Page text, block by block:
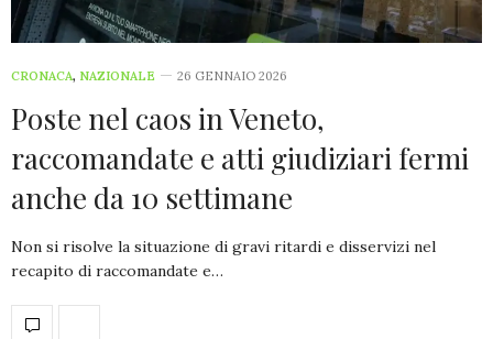
CRONACA, NAZIONALE 26 GENNAIO 2026
Poste nel caos in Veneto,
raccomandate e atti giudiziari fermi
anche da 10 settimane
Non si risolve la situazione di gravi ritardi e disservizi nel
recapito di raccomandate e…